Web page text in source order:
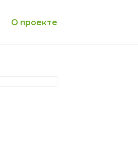
О проекте